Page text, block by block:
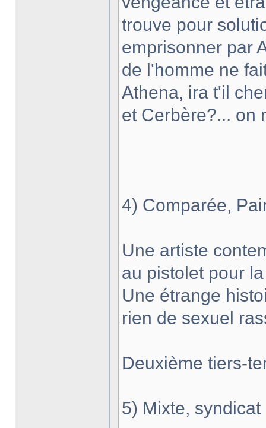
trouve pour
emprisonner par
de l'homme ne
Athena, ira t'il
et Cerbère?... on
4) Comparée,
Une artiste
au pistolet pour
Une étrange
rien de sexuel
Deuxième tiers-
5) Mixte,